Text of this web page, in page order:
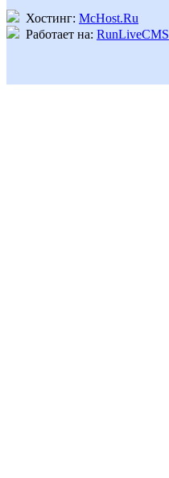
Хостинг: McHost.Ru
Работает на: RunLiveCMS